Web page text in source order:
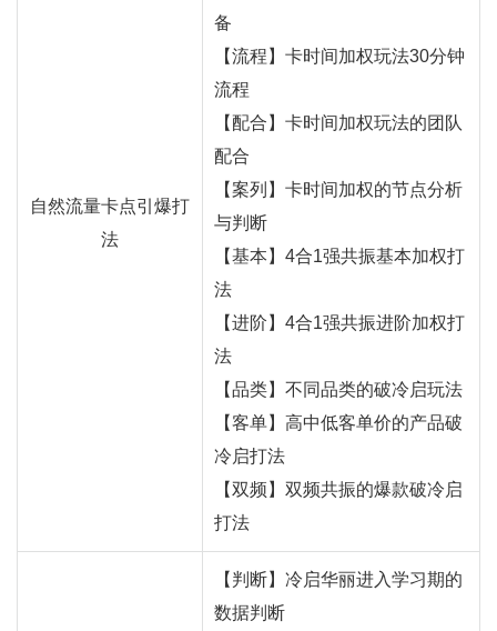
自然流量卡点引爆打
法
备
【流程】卡时间加权玩法30分钟
流程
【配合】卡时间加权玩法的团队
配合
【案列】卡时间加权的节点分析
与判断
【基本】4合1强共振基本加权打
法
【进阶】4合1强共振进阶加权打
法
【品类】不同品类的破冷启玩法
【客单】高中低客单价的产品破
冷启打法
【双频】双频共振的爆款破冷启
打法
【判断】冷启华丽进入学习期的
数据判断